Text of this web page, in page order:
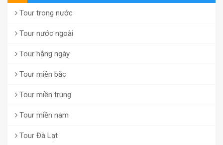
Tour trong nước
Tour nước ngoài
Tour hằng ngày
Tour miền bắc
Tour miền trung
Tour miền nam
Tour Đà Lạt